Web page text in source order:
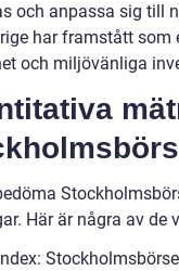
och anpassa sig till
har framstått som
och miljövänliga
Här är några av de